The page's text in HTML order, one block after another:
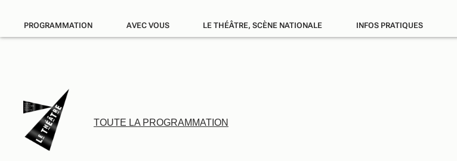
PROGRAMMATION AVEC VOUS LE THÉÂTRE, SCÈNE NATIONALE INFOS PRATIQUES
TOUTE LA PROGRAMMATION